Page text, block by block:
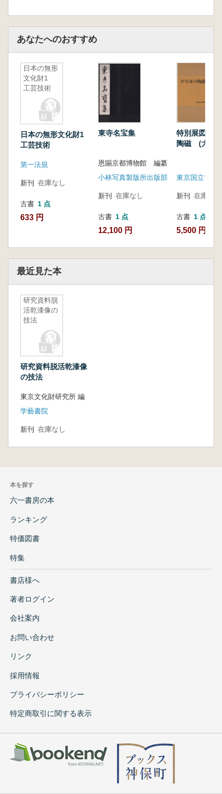
あなたへのおすすめ
日本の無形
文化財1
工芸技術
日本の無形文化財1
工芸技術
第一法規
新刊 在庫なし
古書 1 点
633 円
東寺名宝集
恩賜京都博物館 編纂
小林写真製版所出版部
新刊 在庫なし
古書 1 点
12,100 円
特別展図録
陶磁 (大型
新刊 在庫なし
古書 1 点
5,500 円
最近見た本
研究資料脱
活乾漆像の
技法
研究資料脱活乾漆像
の技法
東京文化財研究所 編
学藝書院
新刊 在庫なし
本を探す
六一書房の本
ランキング
特価図書
特集
書店様へ
著者ログイン
会社案内
お問い合わせ
リンク
採用情報
プライバシーポリシー
特定商取引に関する表示